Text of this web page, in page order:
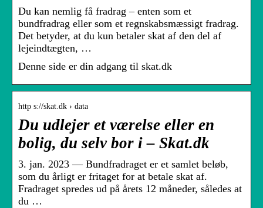
Du kan nemlig få fradrag – enten som et
bundfradrag eller som et regnskabsmæssigt fradrag.
Det betyder, at du kun betaler skat af den del af
lejeindtægten, …
Denne side er din adgang til skat.dk
http s://skat.dk › data
Du udlejer et værelse eller en
bolig, du selv bor i – Skat.dk
3. jan. 2023 — Bundfradraget er et samlet beløb,
som du årligt er fritaget for at betale skat af.
Fradraget spredes ud på årets 12 måneder, således at
du …